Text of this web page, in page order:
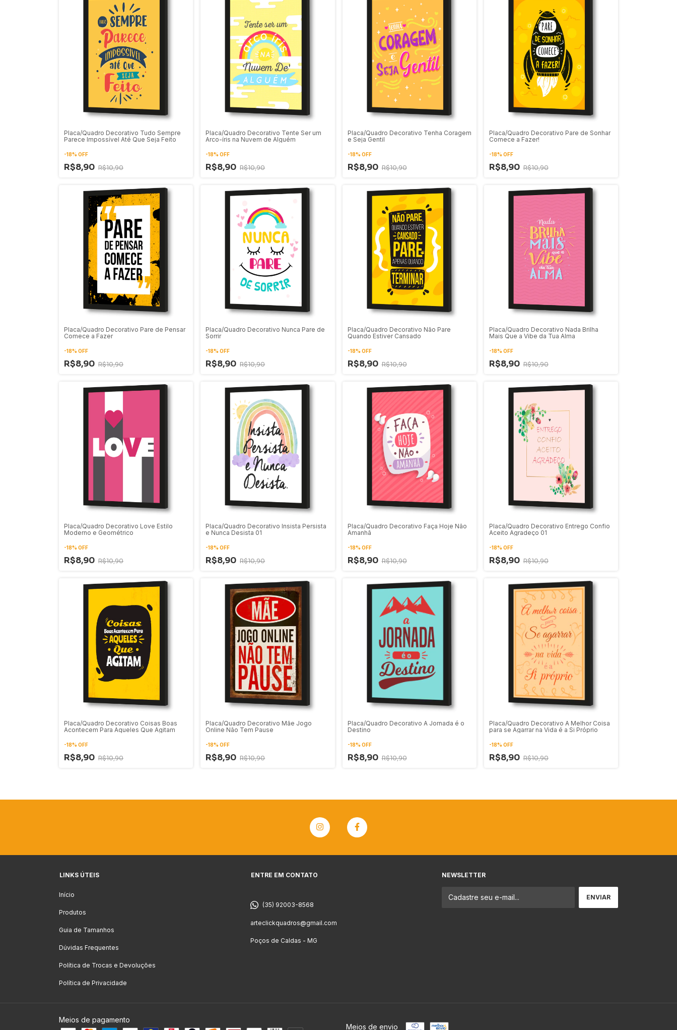
Placa/Quadro Decorativo Tudo Sempre
Parece Impossível Até Que Seja Feito
-18% OFF
R$8,90 R$10,90
Placa/Quadro Decorativo Tente Ser um
Arco-íris na Nuvem de Alguém
-18%OFF
R$8,90 R$10,90
Placa/Quadro Decorativo Tenha Coragem
e Seja Gentil
-18% OFF
R$8,90 R$10,90
Placa/Quadro Decorativo Pare de Sonhar
Comece a Fazer!
-18% OFF
R$8,90 R$10,90
Placa/Quadro Decorativo Pare de Pensar
Comece a Fazer
-18% OFF
R$8,90 R$10,90
Placa/Quadro Decorativo Nunca Pare de
Sorrir
-18%OFF
R$8,90 R$10,90
Placa/Quadro Decorativo Não Pare
Quando Estiver Cansado
-18% OFF
R$8,90 R$10,90
Placa/Quadro Decorativo Nada Brilha
Mais Que a Vibe da Tua Alma
-18% OFF
R$8,90 R$10,90
Placa/Quadro Decorativo Love Estilo
Moderno e Geométrico
-18% OFF
R$8,90 R$10,90
Placa/Quadro Decorativo Insista Persista
e Nunca Desista 01
-18%OFF
R$8,90 R$10,90
Placa/Quadro Decorativo Faça Hoje Não
Amanhã
-18% OFF
R$8,90 R$10,90
Placa/Quadro Decorativo Entrego Confio
Aceito Agradeço 01
-18% OFF
R$8,90 R$10,90
Placa/Quadro Decorativo Coisas Boas
Acontecem Para Aqueles Que Agitam
-18% OFF
R$8,90 R$10,90
Placa/Quadro Decorativo Mãe Jogo
Online Não Tem Pause
-18%OFF
R$8,90 R$10,90
Placa/Quadro Decorativo A Jornada é o
Destino
-18% OFF
R$8,90 R$10,90
Placa/Quadro Decorativo A Melhor Coisa
para se Agarrar na Vida é a Si Próprio
-18% OFF
R$8,90 R$10,90
LINKS ÚTEIS
Início
Produtos
Guia de Tamanhos
Dúvidas Frequentes
Política de Trocas e Devoluções
Política de Privacidade
ENTRE EM CONTATO
(35) 92003-8568
arteclickquadros@gmail.com
Poços de Caldas - MG
NEWSLETTER
Meios de pagamento
Meios de envio